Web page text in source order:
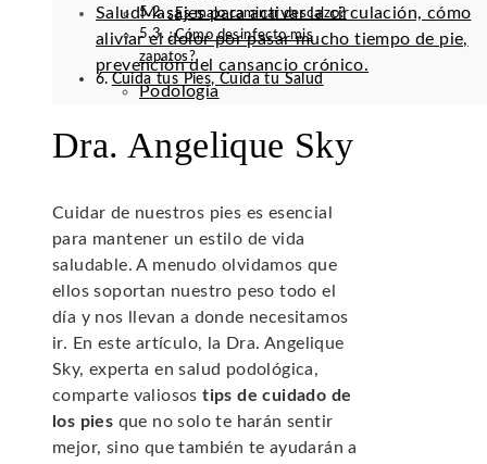
SaludMasajes para activar la circulación, cómo
aliviar el dolor por pasar mucho tiempo de pie,
prevención del cansancio crónico.
Podología
¿Es malo caminar descalzo?
¿Cómo desinfecto mis
zapatos?
Cuida tus Pies, Cuida tu Salud
Dra. Angelique Sky
Cuidar de nuestros pies es esencial
para mantener un estilo de vida
saludable. A menudo olvidamos que
ellos soportan nuestro peso todo el
día y nos llevan a donde necesitamos
ir. En este artículo, la Dra. Angelique
Sky, experta en salud podológica,
comparte valiosostips de cuidado de
los pies que no solo te harán sentir
mejor, sino que también te ayudarán a